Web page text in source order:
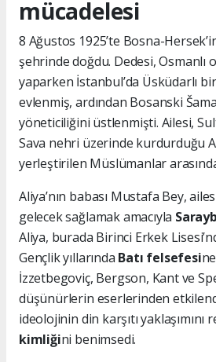
mücadelesi
8 Ağustos 1925’te Bosna-
şehrinde doğdu. Dedesi, Osmanlı
yaparken İstanbul’da Üsküdarlı
evlenmiş, ardından Bosanski
yöneticiliğini üstlenmişti. Ailesi,
Sava nehri üzerinde kurdurduğu
yerleştirilen Müslümanlar
Aliya’nın babası Mustafa Bey,
gelecek sağlamak amacıyla
Aliya, burada Birinci Erkek
Gençlik yıllarında Batı felsefesi
İzzetbegoviç, Bergson, Kant ve
düşünürlerin eserlerinden
ideolojinin din karşıtı yaklaşımını
kimliğini benimsedi.